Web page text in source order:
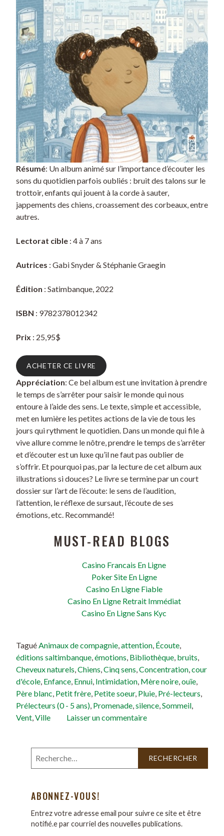
Résumé: Un album animé sur l’importance d’écouter les
sons du quotidien parfois oubliés : bruit des talons sur le
trottoir, enfants qui jouent à la corde à sauter,
jappements des chiens, croassement des corbeaux, entre
autres.
Lectorat cible : 4 à 7 ans
Autrices : Gabi Snyder & Stéphanie Graegin
Édition : Satimbanque, 2022
ISBN : 9782378012342
Prix : 25,95$
ACHETER CE LIVRE
Appréciation: Ce bel album est une invitation à prendre
le temps de s’arrêter pour saisir le monde qui nous
entoure à l’aide des sens. Le texte, simple et accessible,
met en lumière les petites actions de la vie de tous les
jours qui rythment le quotidien. Dans un monde qui file à
vive allure comme le nôtre, prendre le temps de s’arrêter
et d’écouter est un luxe qu’il ne faut pas oublier de
s’offrir. Et pourquoi pas, par la lecture de cet album aux
illustrations si douces? Le livre se termine par un court
dossier sur l’art de l’écoute: le sens de l’audition,
l’attention, le réflexe de sursaut, l’écoute de ses
émotions, etc. Recommandé!
MUST-READ BLOGS
Casino Francais En Ligne
Poker Site En Ligne
Casino En Ligne Fiable
Casino En Ligne Retrait Immédiat
Casino En Ligne Sans Kyc
Tagué Animaux de compagnie attention Écoute
éditions saltimbanque émotions Bibliothèque bruits
Cheveux naturels Chiens Cinq sens Concentration cour
d'école Enfance Ennui Intimidation Mère noire ouïe
Père blanc Petit frère Petite soeur, Pluie Pré-lecteurs
Prélecteurs (0 - 5 ans) Promenade silence Sommeil
Vent Ville Laisser un commentaire
ABONNEZ-VOUS!
Entrez votre adresse email pour suivre ce site et être
notifié.e par courriel des nouvelles publications.